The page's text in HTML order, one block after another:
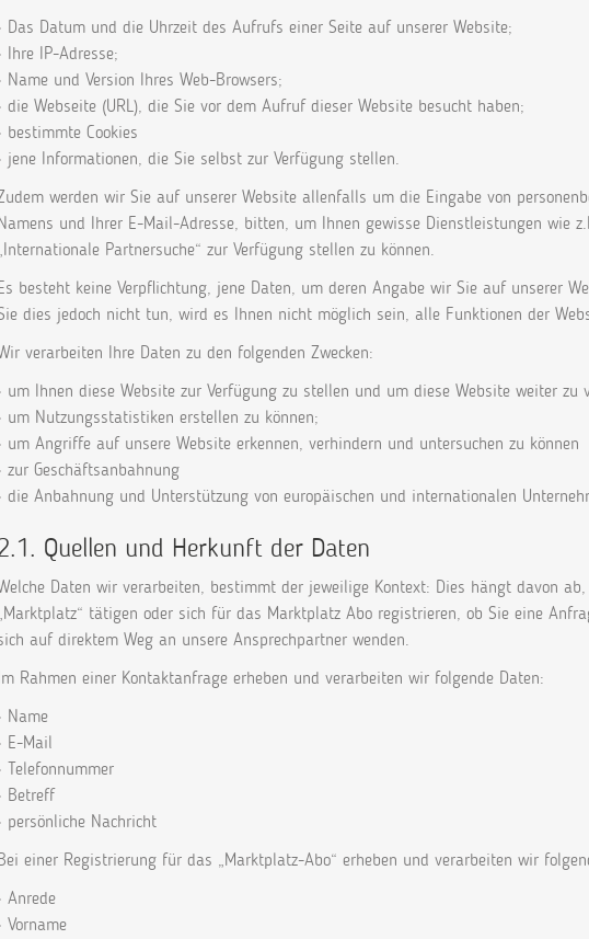
Das Datum und die Uhrzeit des Aufrufs einer Seite auf unserer Website;
Ihre IP-Adresse;
Name und Version Ihres Web-Browsers;
die Webseite (URL), die Sie vor dem Aufruf dieser Website besucht haben;
bestimmte Cookies
jene Informationen, die Sie selbst zur Verfügung stellen.
werden wir Sie auf unserer Website allenfalls um die Eingabe von
und Ihrer E-Mail-Adresse, bitten, um Ihnen gewisse Dienstleistungen wie
Partnersuche“ zur Verfügung stellen zu können.
besteht keine Verpflichtung, jene Daten, um deren Angabe wir Sie auf unserer
dies jedoch nicht tun, wird es Ihnen nicht möglich sein, alle Funktionen der
verarbeiten Ihre Daten zu den folgenden Zwecken:
um Ihnen diese Website zur Verfügung zu stellen und um diese Website weiter zu
um Nutzungsstatistiken erstellen zu können;
um Angriffe auf unsere Website erkennen, verhindern und untersuchen zu können
zur Geschäftsanbahnung
die Anbahnung und Unterstützung von europäischen und internationalen
Quellen und Herkunft der Daten
Daten wir verarbeiten, bestimmt der jeweilige Kontext: Dies hängt davon
tätigen oder sich für das Marktplatz Abo registrieren, ob Sie eine
auf direktem Weg an unsere Ansprechpartner wenden.
Rahmen einer Kontaktanfrage erheben und verarbeiten wir folgende Daten:
Name
E-Mail
Telefonnummer
Betreff
persönliche Nachricht
einer Registrierung für das „Marktplatz-Abo“ erheben und verarbeiten wir
Anrede
Vorname